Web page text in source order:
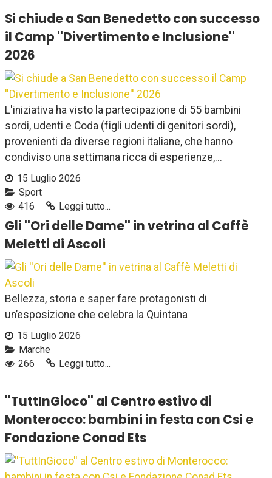
Si chiude a San Benedetto con successo
il Camp ''Divertimento e Inclusione''
2026
L'iniziativa ha visto la partecipazione di 55 bambini
sordi, udenti e Coda (figli udenti di genitori sordi),
provenienti da diverse regioni italiane, che hanno
condiviso una settimana ricca di esperienze,...
15 Luglio 2026
Sport
416
Leggi tutto...
Gli ''Ori delle Dame'' in vetrina al Caffè
Meletti di Ascoli
Bellezza, storia e saper fare protagonisti di
un’esposizione che celebra la Quintana
15 Luglio 2026
Marche
266
Leggi tutto...
''TuttInGioco'' al Centro estivo di
Monterocco: bambini in festa con Csi e
Fondazione Conad Ets